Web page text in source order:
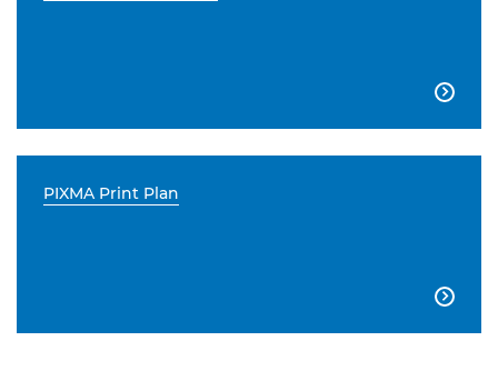

PIXMA Print Plan
